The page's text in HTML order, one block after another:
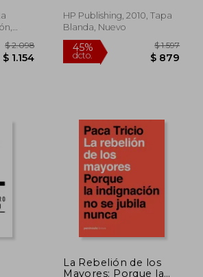
45%
dcto.
Añadido un
Vocabulario de Todos
Comunes Cuyo
Nombre Varia en
HP Publishing, 2010, Tapa
Blanda, Nuevo
La Rebelión de los
Mayores: Porque la